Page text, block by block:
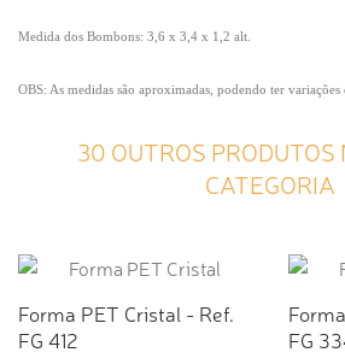
Medida dos Bombons: 3,6 x 3,4 x 1,2 alt.
OBS: As medidas são aproximadas, podendo ter
30 OUTROS
CATEGORIA
Forma PET Cristal - Ref.
FG 412
FG